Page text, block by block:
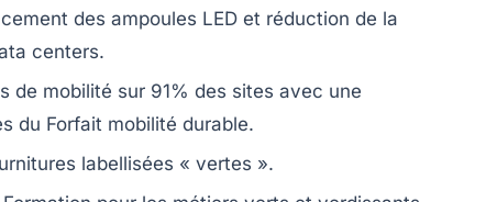
des ampoules LED et réduction de la
centers.
de mobilité sur 91% des sites avec une
du Forfait mobilité durable.
labellisées « vertes ».